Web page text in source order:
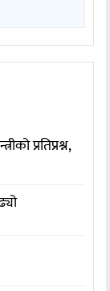
प्रतिप्रश्न,